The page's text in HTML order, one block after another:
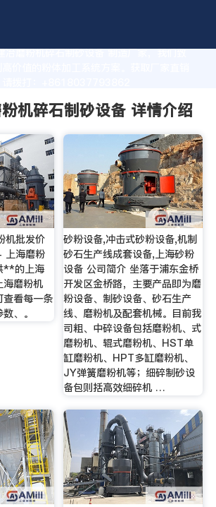
冶磨粉机碎石制砂设备 制造厂家，我们致
价值的粉体加工系统方案。获取厂家直销
机碎石制砂设备 详情介绍
机批发价
上海磨粉
**的上海
海磨粉机
查看每一条
、。
砂粉设备,冲击式砂粉设备,机制
砂石生产线成套设备,上海砂粉
设备 公司简介 坐落于浦东金桥
开发区金桥路，主要产品即为磨
粉设备、制砂设备、砂石生产
线、磨粉机及配套机械。目前我
司粗、中碎设备包括磨粉机、式
磨粉机、辊式磨粉机、HST单
缸磨粉机、HPT多缸磨粉机、
JY弹簧磨粉机等；细碎制砂设
备包则括高效细碎机 …